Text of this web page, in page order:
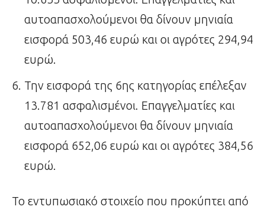
αυτοαπασχολούμενοι θα δίνουν μηνιαία
εισφορά 503,46 ευρώ και οι αγρότες 294,94
ευρώ.
Την εισφορά της 6ης κατηγορίας επέλεξαν
13.781 ασφαλισμένοι. Επαγγελματίες και
αυτοαπασχολούμενοι θα δίνουν μηνιαία
εισφορά 652,06 ευρώ και οι αγρότες 384,56
ευρώ.
Το εντυπωσιακό στοιχείο που προκύπτει από